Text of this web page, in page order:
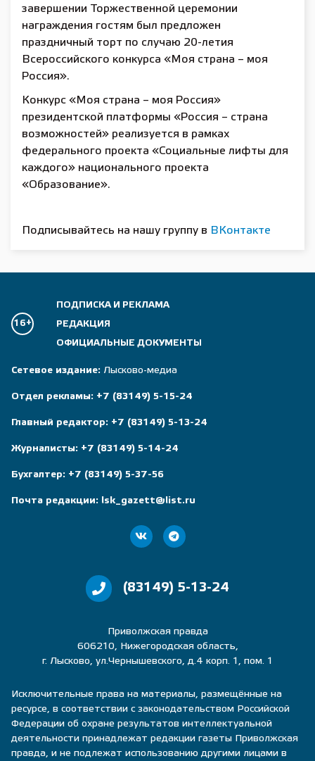
завершении Торжественной церемонии
награждения гостям был предложен
праздничный торт по случаю 20-летия
Всероссийского конкурса «Моя страна – моя
Россия».
Конкурс «Моя страна – моя Россия»
президентской платформы «Россия – страна
возможностей» реализуется в рамках
федерального проекта «Социальные лифты для
каждого» национального проекта
«Образование».
Подписывайтесь на нашу группу в ВКонтакте
16+
ПОДПИСКА И РЕКЛАМА
РЕДАКЦИЯ
ОФИЦИАЛЬНЫЕ ДОКУМЕНТЫ
Сетевое издание: Лысково-медиа
Отдел рекламы: +7 (83149) 5-15-24
Главный редактор: +7 (83149) 5-13-24
Журналисты: +7 (83149) 5-14-24
Бухгалтер: +7 (83149) 5-37-56
Почта редакции: lsk_gazett@list.ru
(83149) 5-13-24
Приволжская правда
606210, Нижегородская область,
г. Лысково, ул.Чернышевского, д.4 корп. 1, пом. 1
Исключительные права на материалы, размещённые на
ресурсе, в соответствии с законодательством Российской
Федерации об охране результатов интеллектуальной
деятельности принадлежат редакции газеты Приволжская
правда, и не подлежат использованию другими лицами в